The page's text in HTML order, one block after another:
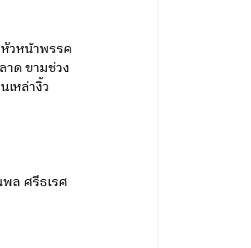
วหน้าพรรค
ด ขามช่วง
หล่างิ้ว
ล ศรีธเรศ